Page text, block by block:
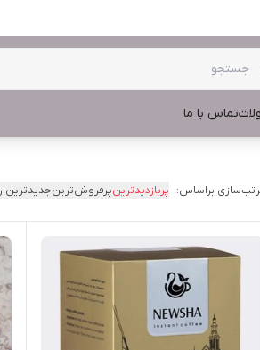
تماس با ما
براساس: پربازدیدترینپرفروش‌ترینجدیدترین